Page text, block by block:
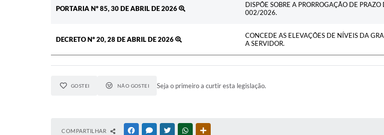
PORTARIA Nº 85, 30 DE ABRIL DE 2026
DISPÕE SOBRE A PRORROGAÇÃO DE
002/2026.
DECRETO Nº 20, 28 DE ABRIL DE 2026
CONCEDE AS ELEVAÇÕES DE NÍVEIS DA
A SERVIDOR.
GOSTEI NÃO GOSTEI Seja o primeiro a curtir esta legislação.
COMPARTILHAR FACEBOOKMESSENGER
TWITTERWHATSAPP